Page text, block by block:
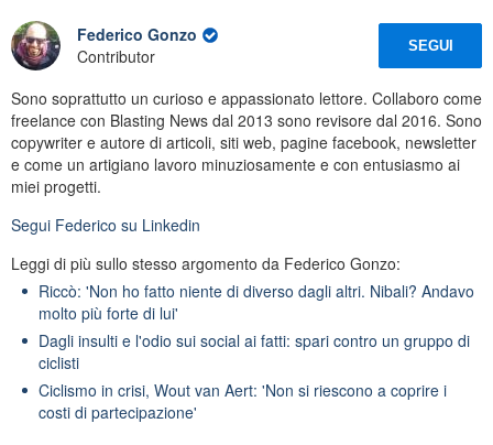
Federico Gonzo
Contributor
SEGUI
Sono soprattutto un curioso e appassionato lettore. Collaboro come
freelance con Blasting News dal 2013 sono revisore dal 2016. Sono
copywriter e autore di articoli, siti web, pagine facebook, newsletter
e come un artigiano lavoro minuziosamente e con entusiasmo ai
miei progetti.
Segui Federico su Linkedin
Leggi di più sullo stesso argomento da Federico Gonzo:
Riccò: 'Non ho fatto niente di diverso dagli altri. Nibali? Andavo
molto più forte di lui'
Dagli insulti e l'odio sui social ai fatti: spari contro un gruppo di
ciclisti
Ciclismo in crisi, Wout van Aert: 'Non si riescono a coprire i
costi di partecipazione'